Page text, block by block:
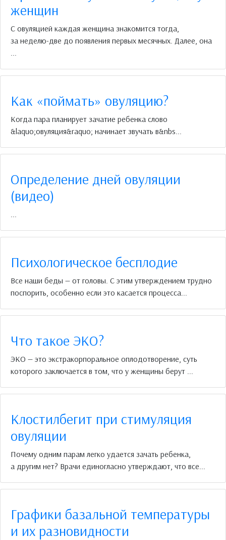
женщин
С овуляцией каждая женщина знакомится тогда,
за неделю-две до появления первых месячных. Далее, она
Как «поймать» овуляцию?
Когда пара планирует зачатие ребенка слово
&laquo;овуляция&raquo; начинает звучать в&nbs...
Определение дней овуляции
(видео)
Психологическое бесплодие
Все наши беды — от головы. С этим утверждением трудно
поспорить, особенно если это касается процесса...
Что такое ЭКО?
ЭКО — это экстракорпоральное оплодотворение, суть
которого заключается в том, что у женщины берут ...
Клостилбегит при стимуляция
овуляции
Почему одним парам легко удается зачать ребенка,
а другим нет? Врачи единогласно утверждают, что все...
Графики базальной температуры
и их разновидности